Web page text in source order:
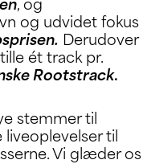
, og
og udvidet fokus
Derudover
ét track pr.
Rootstrack.
stemmer til
til
Vi glæder os